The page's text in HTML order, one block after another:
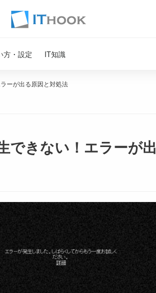
方・設定 IT知識
ーが出る原因と対処法
できない！エラーが出